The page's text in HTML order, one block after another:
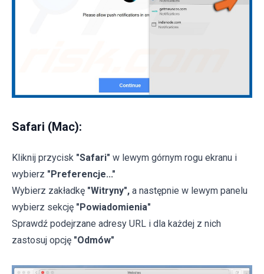
Safari (Mac):
Kliknij przycisk "Safari" w lewym górnym rogu ekranu i
wybierz "Preferencje..."
Wybierz zakładkę "Witryny", a następnie w lewym panelu
wybierz sekcję "Powiadomienia"
Sprawdź podejrzane adresy URL i dla każdej z nich
zastosuj opcję "Odmów"